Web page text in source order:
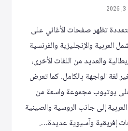
تظهر صفحات الأغاني على
العربية والإنجليزية والفرنسية
والعديد من اللغات الأخرى،
لغة الواجهة بالكامل. كما تعرض
يوتيوب مجموعة واسعة من
إلى جانب الروسية والصينية
إفريقية وآسيوية عديدة….